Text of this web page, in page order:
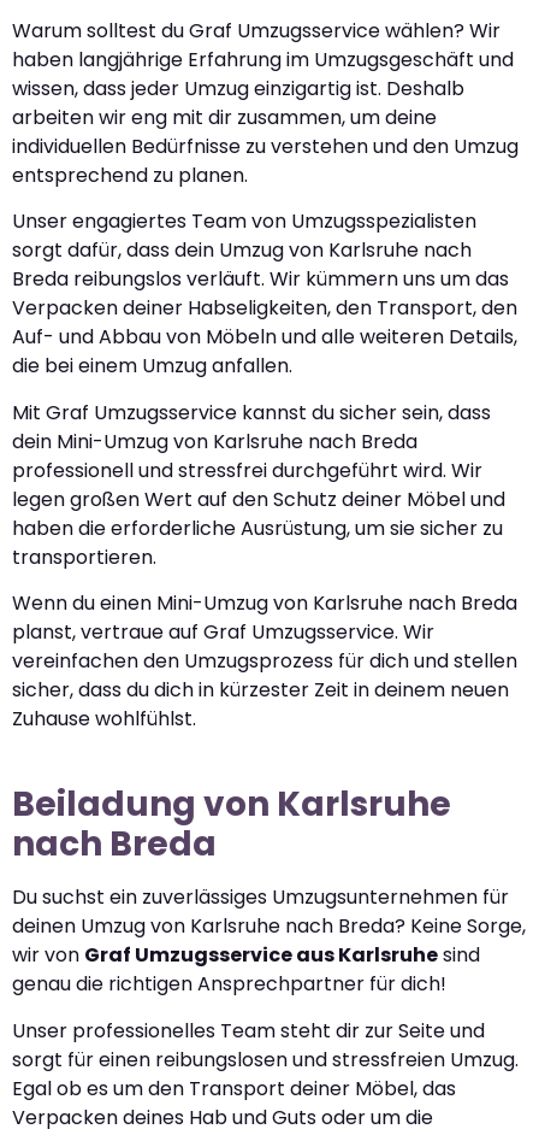
Warum solltest du Graf Umzugsservice wählen? Wir
haben langjährige Erfahrung im Umzugsgeschäft und
wissen, dass jeder Umzug einzigartig ist. Deshalb
arbeiten wir eng mit dir zusammen, um deine
individuellen Bedürfnisse zu verstehen und den Umzug
entsprechend zu planen.
Unser engagiertes Team von Umzugsspezialisten
sorgt dafür, dass dein Umzug von Karlsruhe nach
Breda reibungslos verläuft. Wir kümmern uns um das
Verpacken deiner Habseligkeiten, den Transport, den
Auf- und Abbau von Möbeln und alle weiteren Details,
die bei einem Umzug anfallen.
Mit Graf Umzugsservice kannst du sicher sein, dass
dein Mini-Umzug von Karlsruhe nach Breda
professionell und stressfrei durchgeführt wird. Wir
legen großen Wert auf den Schutz deiner Möbel und
haben die erforderliche Ausrüstung, um sie sicher zu
transportieren.
Wenn du einen Mini-Umzug von Karlsruhe nach Breda
planst, vertraue auf Graf Umzugsservice. Wir
vereinfachen den Umzugsprozess für dich und stellen
sicher, dass du dich in kürzester Zeit in deinem neuen
Zuhause wohlfühlst.
Beiladung von Karlsruhe
nach Breda
Du suchst ein zuverlässiges Umzugsunternehmen für
deinen Umzug von Karlsruhe nach Breda? Keine Sorge,
wir von Graf Umzugsservice aus Karlsruhesind
genau die richtigen Ansprechpartner für dich!
Unser professionelles Team steht dir zur Seite und
sorgt für einen reibungslosen und stressfreien Umzug.
Egal ob es um den Transport deiner Möbel, das
Verpacken deines Hab und Guts oder um die